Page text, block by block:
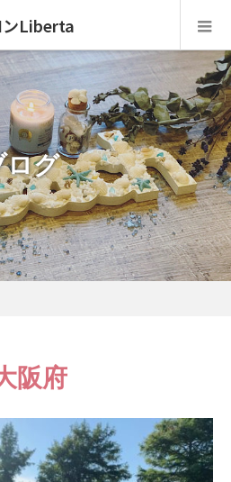
ンLiberta
ログ
阪府